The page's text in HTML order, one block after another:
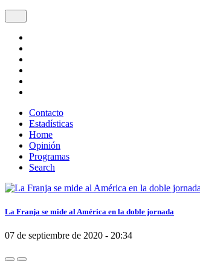
Contacto
Estadísticas
Home
Opinión
Programas
Search
La Franja se mide al América en la doble jornada
07 de septiembre de 2020 - 20:34